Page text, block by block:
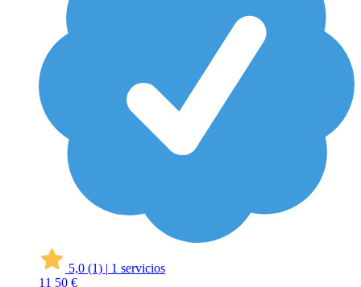
5,0 (1) | 1 servicios
11 50 €